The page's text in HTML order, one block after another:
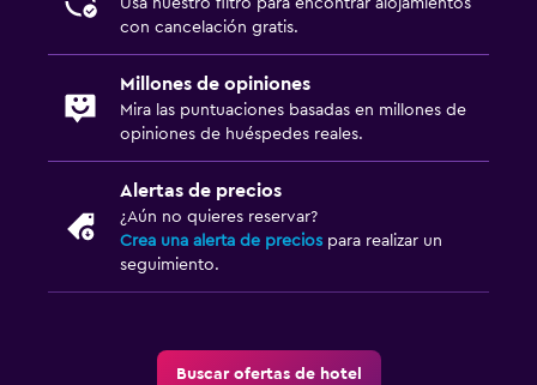
con cancelación gratis.
Millones de opiniones
Mira las puntuaciones basadas en millones de
opiniones de huéspedes reales.
Alertas de precios
¿Aún no quieres reservar?
Crea una alerta de precios para realizar un
seguimiento.
Buscar ofertas de hotel